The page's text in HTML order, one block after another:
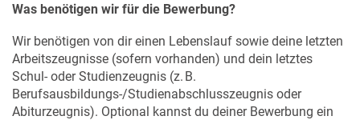
Was benötigen wir für die Bewerbung?
Wir benötigen von dir einen Lebenslauf sowie deine letzten
Arbeitszeugnisse (sofern vorhanden) und dein letztes
Schul- oder Studienzeugnis (z. B.
Berufsausbildungs‑/Studienabschlusszeugnis oder
Abiturzeugnis). Optional kannst du deiner Bewerbung ein